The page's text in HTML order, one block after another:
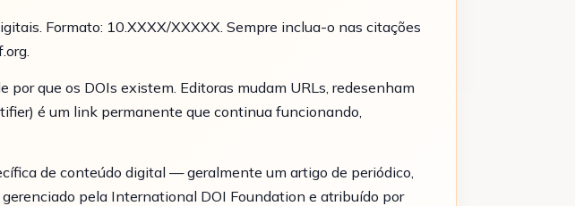
Formato: 10.XXXX/XXXXX. Sempre inclua-o nas citações
que os DOIs existem. Editoras mudam URLs, redesenham
é um link permanente que continua funcionando,
de conteúdo digital — geralmente um artigo de periódico,
pela International DOI Foundation e atribuído por